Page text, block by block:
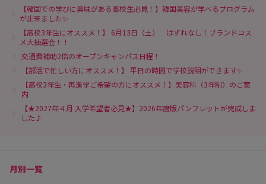
【韓国での学びに興味がある高校生必見！】韓国美容が学べるプログラム
が出来ました✨
【高校3年生にオススメ！】 6月13日（土） はずれなし！ブランドコス
メ大抽選会！！
交通費補助2倍のオープンキャンパス日程！
【部活で忙しい方にオススメ！】 平日の時間で学校説明ができます✨
【高校3年生・再進学ご希望の方にオススメ！】美容科（3年制）のご案
内
【★2027年４月 入学希望者必見★】2026年度版パンフレットが完成しま
した♪
月別一覧